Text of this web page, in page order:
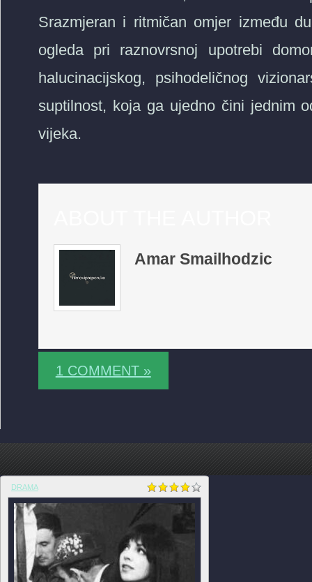
Srazmjeran i ritmičan omjer između
ogleda pri raznovrsnoj upotrebi
halucinacijskog, psihodeličnog
suptilnost, koja ga ujedno čini jednim
vijeka.
Amar Smailhodzic
1 COMMENT »
DRAMA